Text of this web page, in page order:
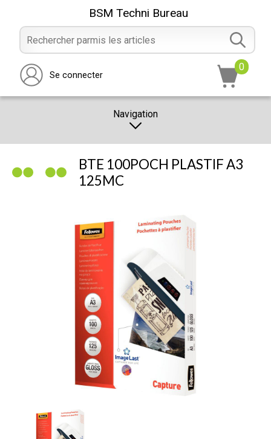
BSM Techni Bureau
Se connecter
0
Navigation
PROMOTION
NOUS CONTACTER
BTE 100POCH PLASTIF A3
125MC